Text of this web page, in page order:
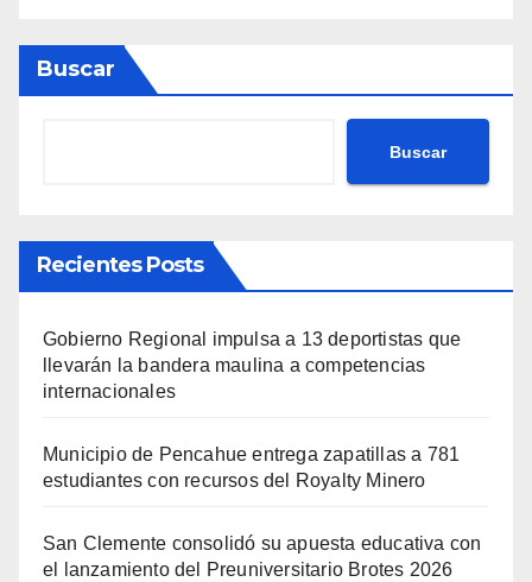
Buscar
Buscar
Recientes Posts
Gobierno Regional impulsa a 13 deportistas que
llevarán la bandera maulina a competencias
internacionales
Municipio de Pencahue entrega zapatillas a 781
estudiantes con recursos del Royalty Minero
San Clemente consolidó su apuesta educativa con
el lanzamiento del Preuniversitario Brotes 2026